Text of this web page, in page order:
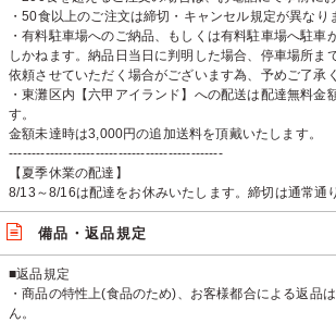
・50食以上のご注文は締切・キャンセル規定が異なり
・有料駐車場へのご納品、もしくは有料駐車場へ駐車
しかねます。納品日当日に判明した場合、停車場所ま
依頼させていただく場合がございます為、予めご了承
・東灘区内【六甲アイランド】への配送は配達無料金
す。
金額未達時は3,000円の追加送料を頂戴いたします。
-----------------------------------------------
【夏季休業の配達】
8/13～8/16は配達をお休みいたします。締切は通常通
備品・返品規定
■返品規定
・商品の特性上(食品のため)、お客様都合による返品
ん。